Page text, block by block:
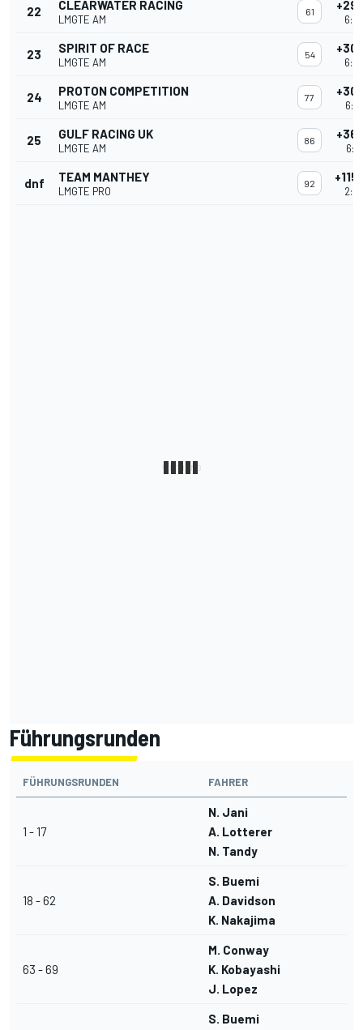
22 CLEARWATER RACING
LMGTE AM
61 +29
23 SPIRIT OF RACE
LMGTE AM
54 +30
24 PROTON COMPETITION
LMGTE AM
77 +30
25 GULF RACING UK
LMGTE AM
86 +36
dnf TEAM MANTHEY
LMGTE PRO
92
Führungsrunden
FÜHRUNGSRUNDEN FAHRER
1 - 17
N. Jani
A. Lotterer
N. Tandy
18 - 62
S. Buemi
A. Davidson
K. Nakajima
63 - 69
M. Conway
K. Kobayashi
J. Lopez
S. Buemi